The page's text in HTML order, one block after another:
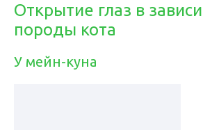
Открытие глаз в
породы кота
У мейн-куна